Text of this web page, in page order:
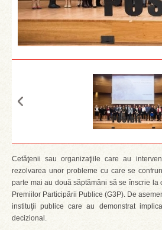
Cetăţenii sau organizaţiile care au
rezolvarea unor probleme cu care se
parte mai au două săptămâni să se înscrie la
Premiilor Participării Publice (G3P). De
instituţii publice care au demonstrat
decizional.